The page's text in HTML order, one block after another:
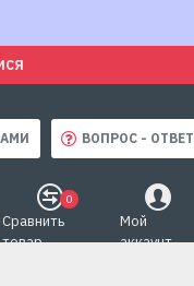
ВОПРОС - ОТВЕТ
Сравнить
товар
0
Мой
аккаунт